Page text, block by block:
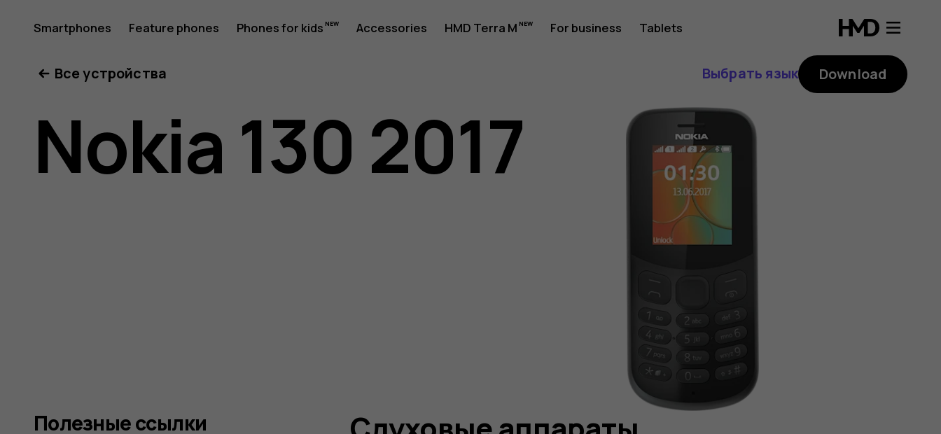
Nokia
130
(2017)
Smartphones Feature phones Phones for kids Accessories HMD Terra M For business Tablets
Все устройства Выбрать язык Download
Nokia 130 2017
Полезные ссылки